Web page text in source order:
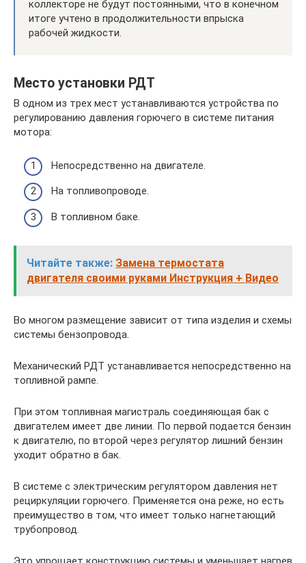
коллекторе не будут постоянными, что в конечном
итоге учтено в продолжительности впрыска
рабочей жидкости.
Место установки РДТ
В одном из трех мест устанавливаются устройства по
регулированию давления горючего в системе питания
мотора:
Непосредственно на двигателе.
На топливопроводе.
В топливном баке.
Читайте также: Замена термостата
двигателя своими руками Инструкция + Видео
Во многом размещение зависит от типа изделия и схемы
системы бензопровода.
Механический РДТ устанавливается непосредственно на
топливной рампе.
При этом топливная магистраль соединяющая бак с
двигателем имеет две линии. По первой подается бензин
к двигателю, по второй через регулятор лишний бензин
уходит обратно в бак.
В системе с электрическим регулятором давления нет
рециркуляции горючего. Применяется она реже, но есть
преимущество в том, что имеет только нагнетающий
трубопровод.